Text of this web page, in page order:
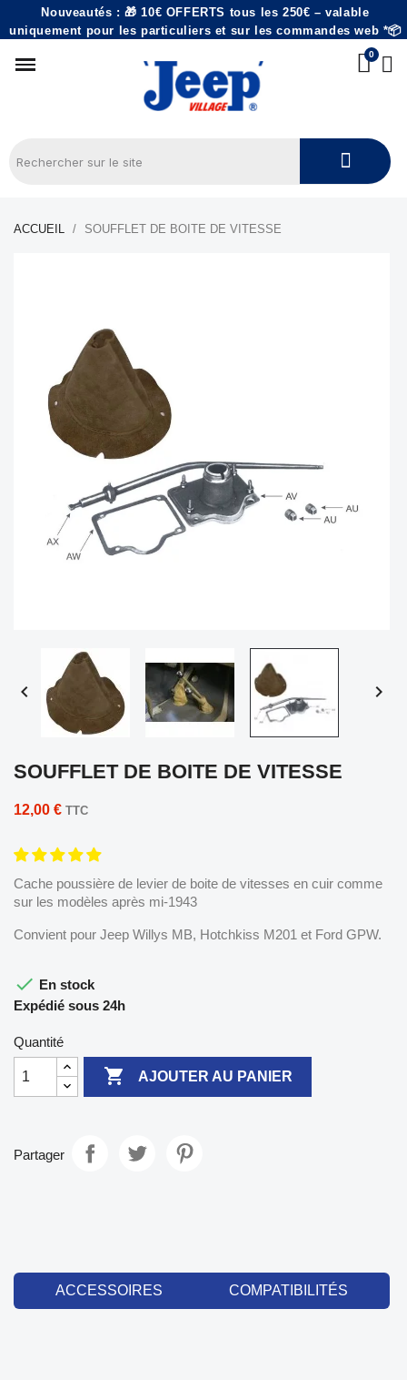
Nouveautés : 🎁 10€ OFFERTS tous les 250€ – valable
uniquement pour les particuliers et sur les commandes web *📦
ACCUEIL SOUFFLET DE BOITE DE VITESSE
 
SOUFFLET DE BOITE DE VITESSE
12,00 € TTC
Cache poussière de levier de boite de vitesses en cuir comme
sur les modèles après mi-1943
Convient pour Jeep Willys MB, Hotchkiss M201 et Ford GPW.
 En stock
Expédié sous 24h
Quantité
 AJOUTER AU PANIER
Partager
ACCESSOIRES COMPATIBILITÉS